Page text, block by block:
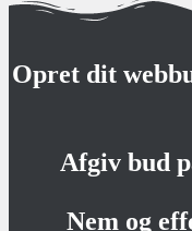
Opret dit
Afgiv bud
Nem og